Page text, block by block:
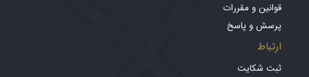
قوانین و مقررات
پرسش و پاسخ
ارتباط
ثبت شکایت